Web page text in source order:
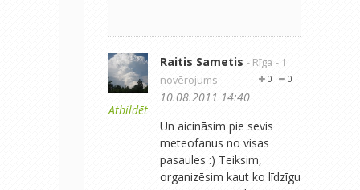
Atbildēt
Raitis Sametis - Rīga - 1
novērojums
0
0
10.08.2011 14:40
Un aicināsim pie sevis
meteofanus no visas
pasaules :) Teiksim,
organizēsim kaut ko līdzīgu